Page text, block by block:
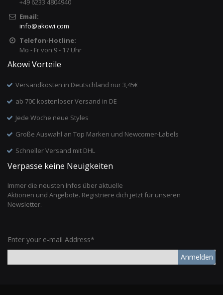
+49 6233 4804940
Email:
info@akowi.com
Telefon-Hotline:
Mo - Fr von 9 - 17 Uhr
Akowi Vorteile
Versandkosten in Deutschland nur 3,45€
ab 70€ kostenloser Versand in DE
Jede Woche neue Styles
Große Auswahl an Top Marken und Newcomer-Labels
Schneller Versand mit DHL
Verpasse keine Neuigkeiten
Immer die neusten Infos über aktuelle
Aktionen und Angebote. Registriere dich jetzt für unseren
Newsletter.
Enter your e-mail Address*
Anmelden